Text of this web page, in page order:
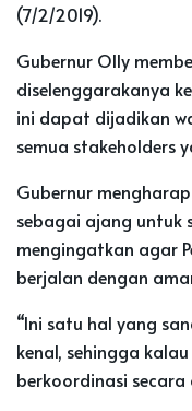
(7/2/2019).
Gubernur Olly
diselenggarakanya
ini dapat dijadikan
semua stakeholders
Gubernur
sebagai ajang untuk
mengingatkan agar
berjalan dengan
“Ini satu hal yang
kenal, sehingga
berkoordinasi secara